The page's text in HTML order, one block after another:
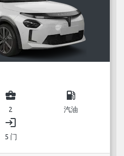
business_center
2
local_gas_station
汽油
login
5 门